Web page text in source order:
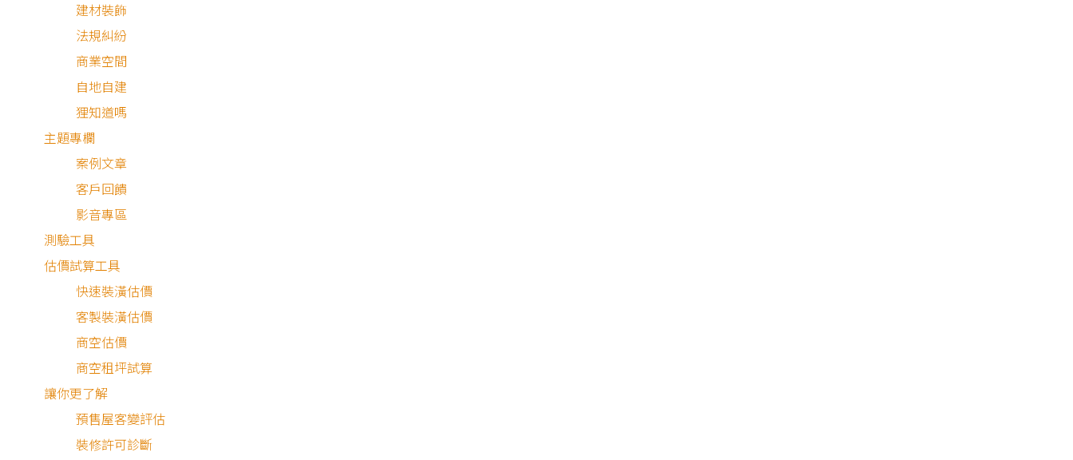
建材裝飾
法規糾紛
商業空間
自地自建
狸知道嗎
主題專欄
案例文章
客戶回饋
影音專區
測驗工具
估價試算工具
快速裝潢估價
客製裝潢估價
商空估價
商空租坪試算
讓你更了解
預售屋客變評估
裝修許可診斷